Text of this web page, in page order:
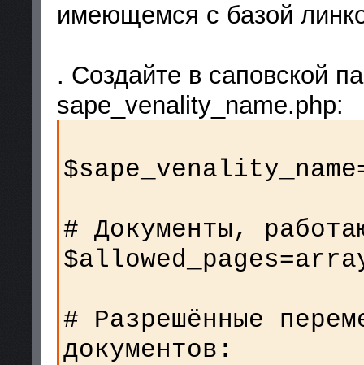
имеющемся с базой
. Создайте в саповской
sape_venality_name.php:
# Документы,
# Разрешённые
документов: